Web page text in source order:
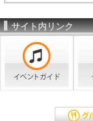
サイト内リンク